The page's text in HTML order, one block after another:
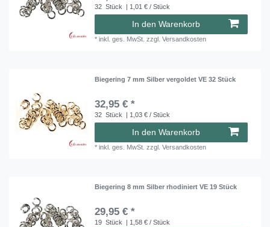
32 Stück | 1,01 € / Stück
In den Warenkorb
*inkl. ges. MwSt. zzgl.Versandkosten
Biegering 7 mm Silber vergoldet VE 32 Stück
32,95 € *
32 Stück | 1,03 € / Stück
In den Warenkorb
*inkl. ges. MwSt. zzgl.Versandkosten
Biegering 8 mm Silber rhodiniert VE 19 Stück
29,95 € *
19 Stück | 1,58 € / Stück